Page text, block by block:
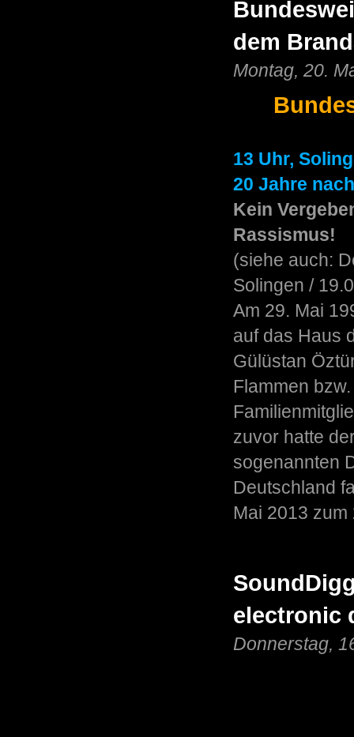
dem
Montag, 20.
13 Uhr,
20 Jahre
Kein
Rassismus!
(siehe auch:
Solingen /
Am 29. Mai
auf das Haus
Gülüstan
Flammen
zuvor hatte
sogenannten
Deutschland
Mai 2013 zum
electronic
Donnerstag,